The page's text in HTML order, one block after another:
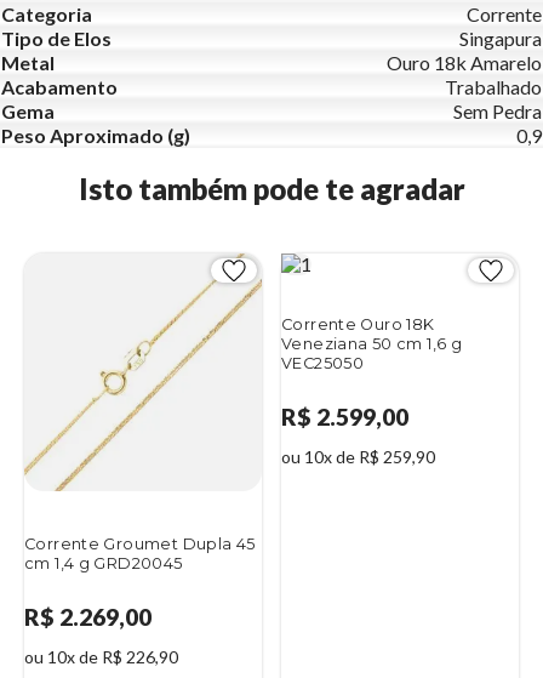
Categoria
Corrente
Tipo de Elos
Singapura
Metal
Ouro 18k Amarelo
Acabamento
Trabalhado
Gema
Sem Pedra
Peso Aproximado (g)
0,9
Isto também pode te agradar
Corrente Groumet Dupla 45
cm 1,4 g GRD20045
R$ 2.269,00
ou 10x de R$ 226,90
Corrente Ouro 18K
Veneziana 50 cm 1,6 g
VEC25050
R$ 2.599,00
ou 10x de R$ 259,90